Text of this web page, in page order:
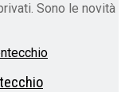
Sono le novità